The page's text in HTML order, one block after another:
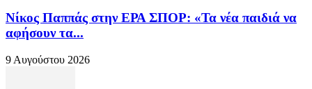
Νίκος Παππάς στην ΕΡΑ ΣΠΟΡ: «Τα νέα παιδιά να
αφήσουν τα...
9 Αυγούστου 2026